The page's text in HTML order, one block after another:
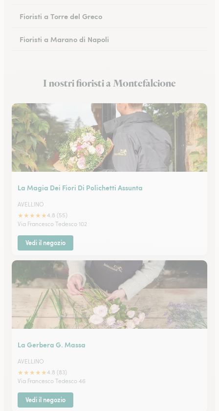
Fioristi a Torre del Greco
Fioristi a Marano di Napoli
Fioristi a Castellammare di Stabia
I nostri fioristi a Montefalcione
La Magia Dei Fiori Di Polichetti Assunta
AVELLINO
★★★★★4.8 (55)
Via Francesco Tedesco 102
Vedi il negozio
La Gerbera G. Massa
AVELLINO
★★★★★4.8 (83)
Via Francesco Tedesco 46
Vedi il negozio